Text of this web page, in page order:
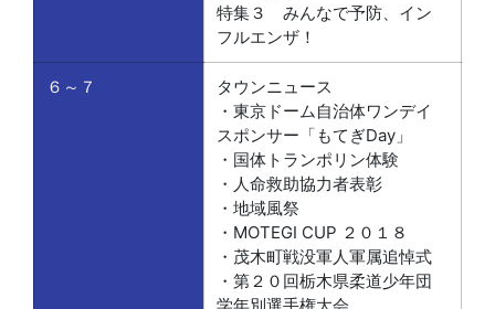
特集３ みんなで予防、イン
フルエンザ！
６～７
タウンニュース
・東京ドーム自治体ワンデイ
スポンサー「もてぎDay」
・国体トランポリン体験
・人命救助協力者表彰
・地域風祭
・MOTEGI CUP ２０１８
・茂木町戦没軍人軍属追悼式
・第２０回栃木県柔道少年団